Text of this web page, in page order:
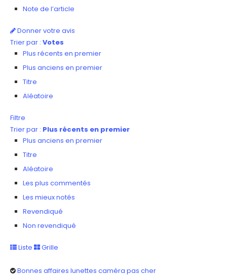
Note de l’article
Donner votre avis
Trier par : Votes
Plus récents en premier
Plus anciens en premier
Titre
Aléatoire
Filtre
Trier par : Plus récents en premier
Plus anciens en premier
Titre
Aléatoire
Les plus commentés
Les mieux notés
Revendiqué
Non revendiqué
Liste Grille
Bonnes affaires lunettes caméra pas cher